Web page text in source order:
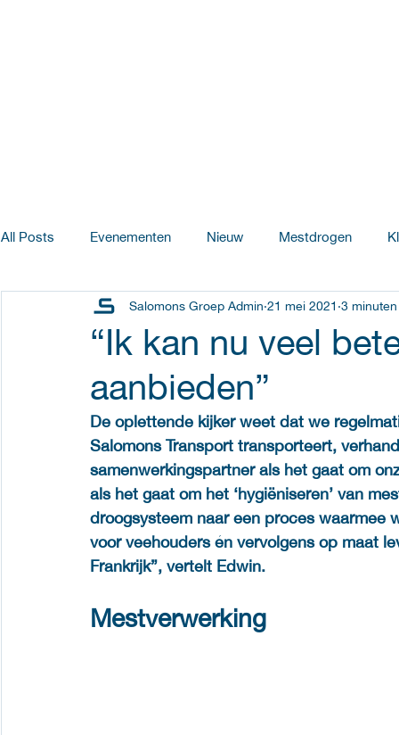
All Posts Evenementen Nieuw Mestdrogen
Salomons Pluimveebedrijven Innovatie & Ontwikkeling
“Ik kan nu veel
aanbieden”
Salomons Groep Admin 21 mei 2021 3
De oplettende kijker weet dat we
Salomons Transport transporteert,
samenwerkingspartner als het gaat om
als het gaat om het ‘hygiëniseren’ van
droogsysteem naar een proces waarmee
voor veehouders én vervolgens op maat
Frankrijk”, vertelt Edwin.
Mestverwerking